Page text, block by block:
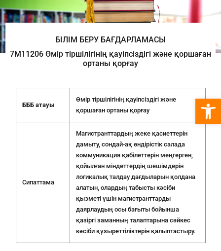
БІЛІМ БЕРУ БАҒДАРЛАМАСЫ
7M11206 Өмір тіршілігінің қауіпсіздігі және қоршаған
ортаны қорғау
БББ атауы
Өмір тіршілігінің қауіпсіздігі және
қоршаған ортаны қорғау
Сипаттама
Магистранттардың жеке қасиеттерін
дамыту, сондай-ақ өндірістік салада
коммуникация қабілеттерін меңгерген,
қойылған міндеттердің шешімдерін
логикалық талдау дағдыларын қолдана
алатын, олардың табысты кәсіби
қызметі үшін магистранттарды
даярлаудың осы бағыты бойынша
қазіргі заманның талаптарына сәйкес
кәсіби құзыреттіліктерін қалыптастыру.